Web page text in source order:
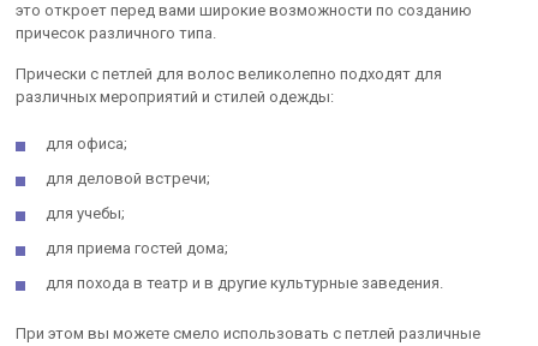
это откроет перед вами широкие возможности по созданию
причесок различного типа.
Прически с петлей для волос великолепно подходят для
различных мероприятий и стилей одежды:
для офиса;
для деловой встречи;
для учебы;
для приема гостей дома;
для похода в театр и в другие культурные заведения.
При этом вы можете смело использовать с петлей различные